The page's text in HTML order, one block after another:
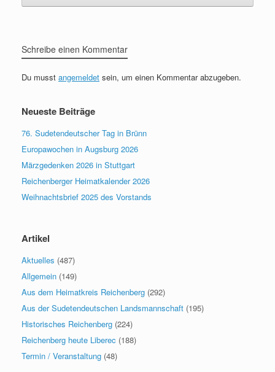
Schreibe einen Kommentar
Du musst angemeldet sein, um einen Kommentar abzugeben.
Neueste Beiträge
76. Sudetendeutscher Tag in Brünn
Europawochen in Augsburg 2026
Märzgedenken 2026 in Stuttgart
Reichenberger Heimatkalender 2026
Weihnachtsbrief 2025 des Vorstands
Artikel
Aktuelles (487)
Allgemein (149)
Aus dem Heimatkreis Reichenberg (292)
Aus der Sudetendeutschen Landsmannschaft (195)
Historisches Reichenberg (224)
Reichenberg heute Liberec (188)
Termin / Veranstaltung (48)